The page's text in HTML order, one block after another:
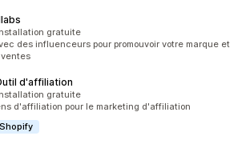
5
gratuite
des influenceurs pour promouvoir votre marque et
d'affiliation
5
gratuite
d'affiliation pour le marketing d'affiliation